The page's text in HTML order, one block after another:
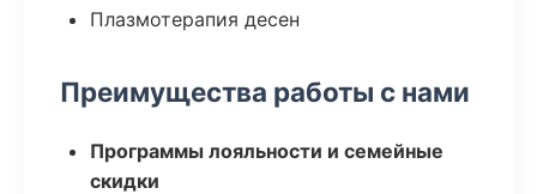
Плазмотерапия десен
Преимущества работы с нами
Программы лояльности и семейные
скидки